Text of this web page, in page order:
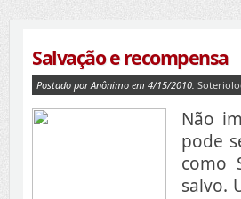
Salvação e recompensa
Postado por Anônimo em 4/15/2010.
Não
pode
como
salvo.